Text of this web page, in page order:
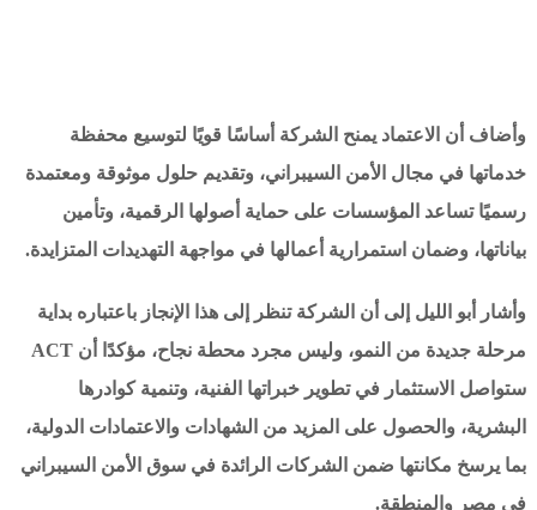
وأضاف أن الاعتماد يمنح الشركة أساسًا قويًا لتوسيع محفظة
خدماتها في مجال الأمن السيبراني، وتقديم حلول موثوقة ومعتمدة
رسميًا تساعد المؤسسات على حماية أصولها الرقمية، وتأمين
بياناتها، وضمان استمرارية أعمالها في مواجهة التهديدات المتزايدة.
وأشار أبو الليل إلى أن الشركة تنظر إلى هذا الإنجاز باعتباره بداية
مرحلة جديدة من النمو، وليس مجرد محطة نجاح، مؤكدًا أن ACT
ستواصل الاستثمار في تطوير خبراتها الفنية، وتنمية كوادرها
البشرية، والحصول على المزيد من الشهادات والاعتمادات الدولية،
بما يرسخ مكانتها ضمن الشركات الرائدة في سوق الأمن السيبراني
في مصر والمنطقة.